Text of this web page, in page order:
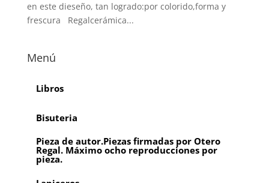
en este dieseño, tan logrado:por colorido,forma y
frescura Regalcerámica...
Menú
Libros
Bisuteria
Pieza de autor.Piezas firmadas por Otero
Regal. Máximo ocho reproducciones por
pieza.